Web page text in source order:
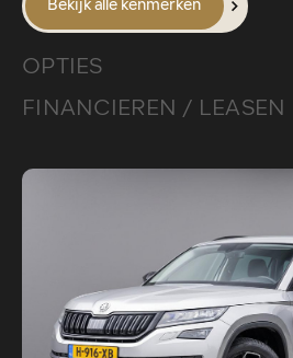
Bekijk alle kenmerken
OPTIES
FINANCIEREN / LEASEN